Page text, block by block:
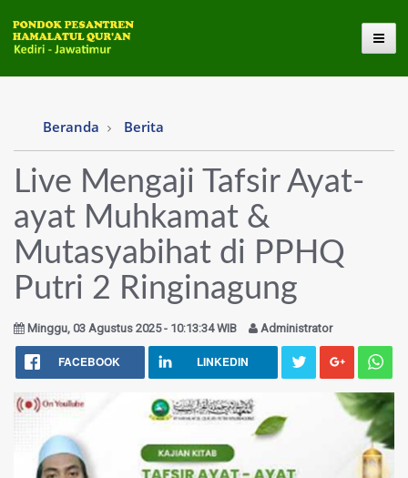
Beranda Berita
Live Mengaji Tafsir Ayat-
ayat Muhkamat &
Mutasyabihat di PPHQ
Putri 2 Ringinagung
Minggu, 03 Agustus 2025 - 10:13:34 WIB Administrator
FACEBOOK LINKEDIN